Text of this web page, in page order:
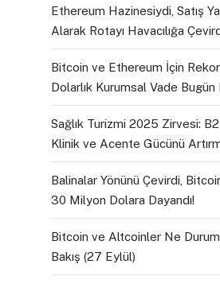
Ethereum Hazinesiydi, Satış
Alarak Rotayı Havacılığa
Bitcoin ve Ethereum İçin
Dolarlık Kurumsal Vade Bugün
Sağlık Turizmi 2025 Zirvesi:
Klinik ve Acente Gücünü
Balinalar Yönünü Çevirdi, Bitcoin
30 Milyon Dolara Dayandı!
Bitcoin ve Altcoinler Ne
Bakış (27 Eylül)